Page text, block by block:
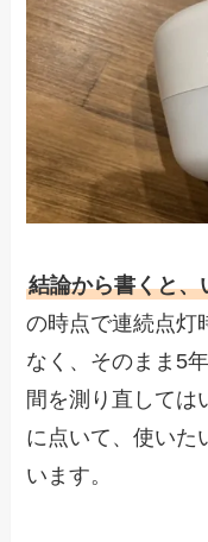
結論から書くと、
の時点で連続点灯
なく、そのまま5
間を測り直しては
に点いて、使いた
います。